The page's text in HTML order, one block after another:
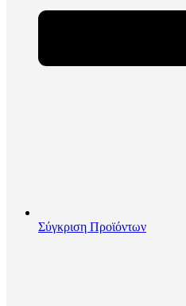
Σύγκριση Προϊόντων